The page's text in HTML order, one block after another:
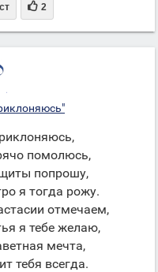
 2
помолюсь,
попрошу,
я тогда рожу.
отмечаем,
я тебе желаю,
мечта,
тебя всегда.